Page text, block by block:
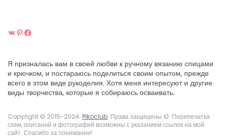
ВКонтакте
Pinterest
Я призналась вам в своей любви к ручному вязанию спицами
и крючком, и постараюсь поделиться своим опытом, прежде
всего в этом виде рукоделия. Хотя меня интересуют и другие
виды творчества, которые я собираюсь осваивать.
Copyright © 2015-2024. Pikoclub. Права защищены ©. Перепечатка
схем, описаний и фотографий возможны с указанием ссылок на мой
сайт. Спасибо за понимание!